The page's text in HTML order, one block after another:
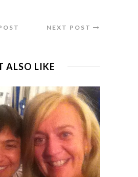
NEXT POST
ALSO LIKE